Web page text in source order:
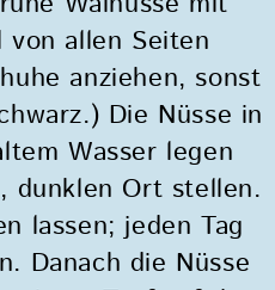
von allen Seiten
anziehen, sonst
Die Nüsse in
Wasser legen
dunklen Ort stellen.
lassen; jeden Tag
Danach die Nüsse